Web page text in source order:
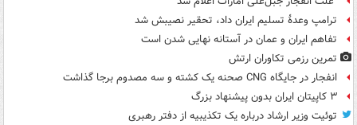
ترامپ وعدۀ تسلیم ایران داد، تحقیر نصیبش شد
تفاهم ایران و عمان در آستانه نهایی شدن است
تمرین رزمی تکاوران ارتش
انفجار در جایگاه CNG صحنه یک کشته و سه مصدوم برجا گذاشت
۳ کاپیتان ایران بدون پیشنهاد بزرگ
توئیت وزیر ارشاد درباره یک تکذیبیه از دفتر رهبری